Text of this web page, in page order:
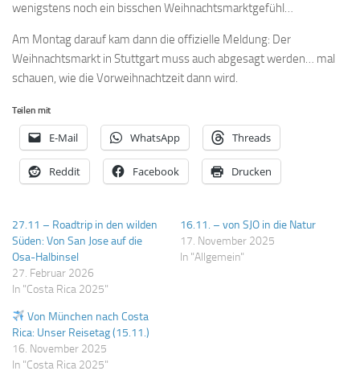
wenigstens noch ein bisschen Weihnachtsmarktgefühl…
Am Montag darauf kam dann die offizielle Meldung: Der
Weihnachtsmarkt in Stuttgart muss auch abgesagt werden… mal
schauen, wie die Vorweihnachtzeit dann wird.
Teilen mit
E-Mail WhatsApp Threads
Reddit Facebook Drucken
27.11 – Roadtrip in den wilden
Süden: Von San Jose auf die
Osa-Halbinsel
27. Februar 2026
In "Costa Rica 2025"
16.11. – von SJO in die Natur
17. November 2025
In "Allgemein"
Von München nach Costa
Rica: Unser Reisetag (15.11.)
16. November 2025
In "Costa Rica 2025"